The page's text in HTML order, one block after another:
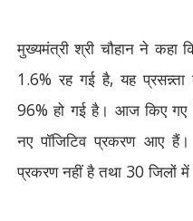
मुख्यमंत्री श्री चौहान ने कहा
1.6% रह गई है,यह
96% हो गई है। आज किए गए
नए पॉजिटिव प्रकरण आए
प्रकरण नहीं है तथा 30 जिलों में